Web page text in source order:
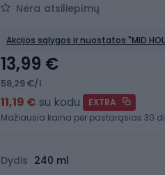
Nėra atsiliepimų
Akcijos sąlygos ir nuostatos "MID
Dydis 240 ml
13,99 €
58,29 €/l
11,19 € su kodu
EXTRA
Mažiausia kaina per pastarąsias 30